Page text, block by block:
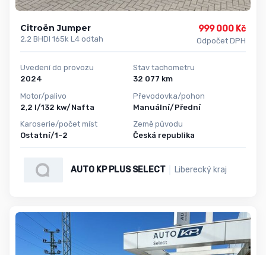
Citroën Jumper
2,2 BHDI 165k L4 odtah
999 000 Kč
Odpočet DPH
Uvedení do provozu
2024
Motor/palivo
2,2 l/132 kw/Nafta
Karoserie/počet míst
Ostatní/1-2
Stav tachometru
32 077 km
Převodovka/pohon
Manuální/Přední
Země původu
Česká republika
AUTO KP PLUS SELECT Liberecký kraj